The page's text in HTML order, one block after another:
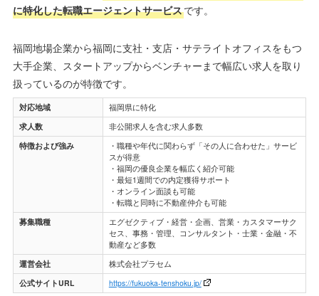
に特化した転職エージェントサービスです。
福岡地場企業から福岡に支社・支店・サテライトオフィスをもつ
大手企業、スタートアップからベンチャーまで幅広い求人を取り
扱っているのが特徴です。
対応地域
福岡県に特化
求人数
非公開求人を含む求人多数
特徴および強み
・職種や年代に関わらず「その人に合わせた」サービ
スが得意
・福岡の優良企業を幅広く紹介可能
・最短1週間での内定獲得サポート
・オンライン面談も可能
・転職と同時に不動産仲介も可能
募集職種
エグゼクティブ・経営・企画、営業・カスタマーサク
セス、事務・管理、コンサルタント・士業・金融・不
動産など多数
運営会社
株式会社プラセム
公式サイトURL
https://fukuoka-tenshoku.jp/